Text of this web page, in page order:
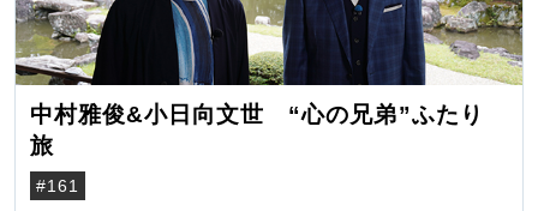
中村雅俊&小日向文世 “心の兄弟”ふたり
旅
#161